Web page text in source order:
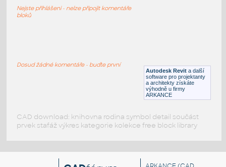
HELUZ Preklad roletovy a zaluziovy 380mm v1-1
Preklady roletove
Autodesk Revit a další
software pro projektanty
a architekty získáte
výhodně u firmy
ARKANCE
Nejste přihlášeni - nelze připojit komentáře
bloků
Dosud žádné komentáře - buďte první
CAD download: knihovna rodina symbol detail součást
prvek stafáž výkres kategorie kolekce free block library